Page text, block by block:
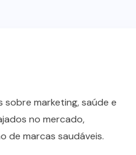
sobre marketing, saúde e
no mercado,
de marcas saudáveis.